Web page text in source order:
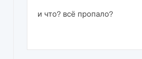
и что? всё пропало?